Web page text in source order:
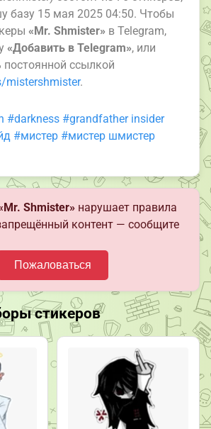
базу 15 мая 2025 04:50. Чтобы
«Mr. Shmister» в Telegram,
«Добавить в Telegram», или
постоянной ссылкой
mistershmister.
#darkness #grandfather insider
#мистер #мистер шмистер
Shmister» нарушает правила
контент — сообщите
Пожаловаться
стикеров